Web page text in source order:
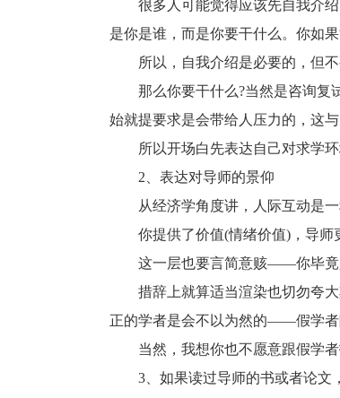
很多人可能觉得应该先自我介绍
是你是谁，而是你要干什么。你如
所以，自我介绍是必要的，但不
那么你要干什么?当然是咨询复试
始就提要求是会带给人压力的，这
所以开场白先表达自己对求学环
2、表达对导师的景仰
从经济学角度讲，人际互动是一
你提供了价值(情绪价值)，导师
这一层也要言简意赅——你毕竟是
措辞上就算适当渲染也切勿夸大
正的学者是会不以为然的——假学者
当然，我想你也不愿意跟假学者
3、如果读过导师的书或者论文